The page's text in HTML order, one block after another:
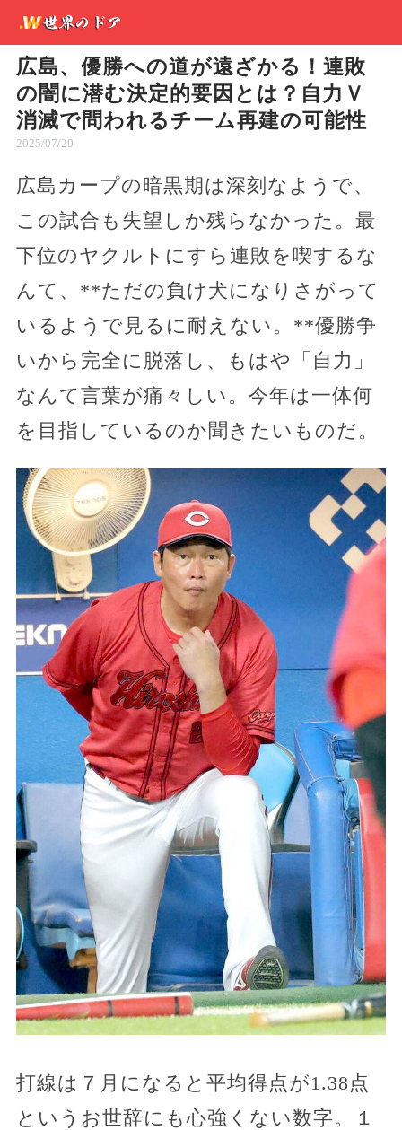
広島、優勝への道が遠ざかる！連敗
の闇に潜む決定的要因とは？自力Ｖ
消滅で問われるチーム再建の可能性
2025/07/20
広島カープの暗黒期は深刻なようで、
この試合も失望しか残らなかった。最
下位のヤクルトにすら連敗を喫するな
んて、**ただの負け犬になりさがって
いるようで見るに耐えない。**優勝争
いから完全に脱落し、もはや「自力」
なんて言葉が痛々しい。今年は一体何
を目指しているのか聞きたいものだ。
打線は７月になると平均得点が1.38点
というお世辞にも心強くない数字。１